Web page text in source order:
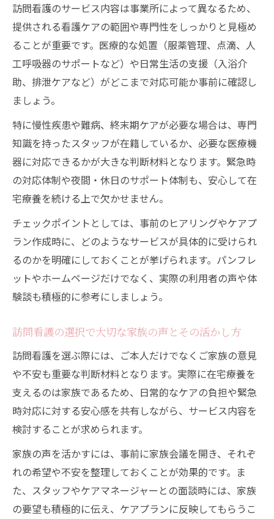
訪問看護のサービス内容は事業所によって異なるため、
提供される看護ケアの範囲や専門性をしっかりと見極め
ることが重要です。医療的な処置（服薬管理、点滴、人
工呼吸器のサポートなど）や日常生活の支援（入浴介
助、排泄ケアなど）がどこまで対応可能か事前に確認し
ましょう。
特に慢性疾患や難病、終末期ケアが必要な場合は、専門
知識を持ったスタッフが在籍しているか、必要な医療機
器に対応できるかが大きな判断材料となります。緊急時
の対応体制や夜間・休日のサポート体制も、安心して在
宅療養を続ける上で欠かせません。
チェックポイントとしては、事前のヒアリングやケアプ
ラン作成時に、どのようなサービスが具体的に受けられ
るのかを明確にしておくことが挙げられます。パンフレ
ットやホームページだけでなく、実際の利用者の声や体
験談も積極的に参考にしましょう。
訪問看護の選択で大切な家族の声とその活かし方
訪問看護を選ぶ際には、ご本人だけでなくご家族の意見
や不安も重要な判断材料となります。実際に在宅療養を
支えるのは家族であるため、日常的なケアの負担や緊急
時対応に対する安心感を共有しながら、サービス内容を
検討することが求められます。
家族の声を活かすには、事前に家族会議を開き、それぞ
れの希望や不安を整理しておくことが効果的です。ま
た、スタッフやケアマネージャーとの面談時には、家族
の要望も積極的に伝え、ケアプランに反映してもらうこ